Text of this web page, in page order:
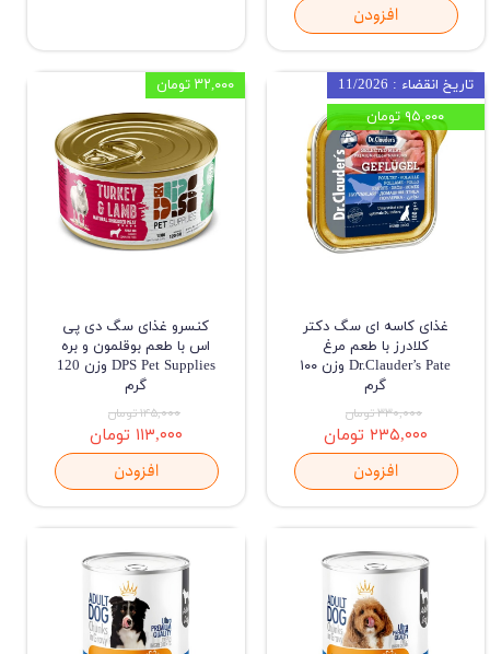
افزودن
غذای کاسه ای سگ دکتر
کلادرز با طعم مرغ
Dr.Clauder’s Pate وزن ۱۰۰
گرم
۳۳۰,۰۰۰ تومان
۲۳۵,۰۰۰ تومان
افزودن
تاریخ انقضاء : 11/2026
۹۵,۰۰۰ تومان
کنسرو غذای سگ دی پی
اس با طعم بوقلمون و بره
DPS Pet Supplies وزن 120
گرم
۱۴۵,۰۰۰ تومان
۱۱۳,۰۰۰ تومان
افزودن
۳۲,۰۰۰ تومان